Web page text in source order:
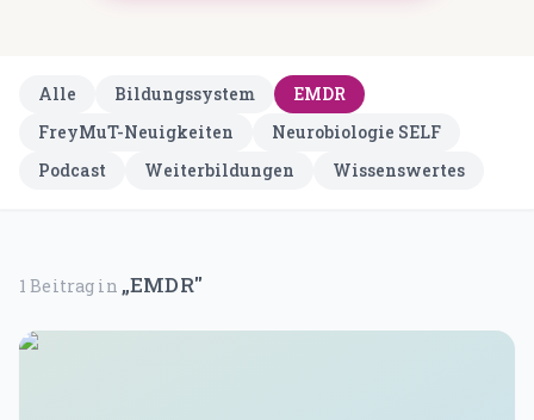
Traumasensibles Coaching
Du bist nicht kaputt (Aufzeichnung)
Alle Bildungssystem
EMDR
FreyMuT-Neuigkeiten
Neurobiologie SELF
Podcast
Weiterbildungen Wissenswertes
1 Beitrag in „EMDR"